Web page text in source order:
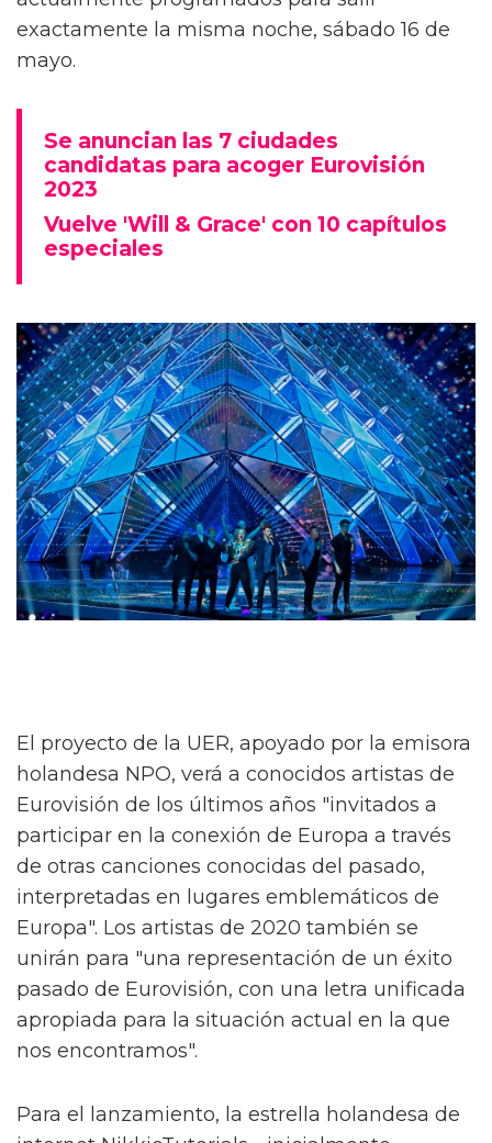
exactamente la misma noche, sábado 16 de
mayo.
Se anuncian las 7 ciudades
candidatas para acoger Eurovisión
2023
Vuelve 'Will & Grace' con 10 capítulos
especiales
El proyecto de la UER, apoyado por la emisora
holandesa NPO, verá a conocidos artistas de
Eurovisión de los últimos años "invitados a
participar en la conexión de Europa a través
de otras canciones conocidas del pasado,
interpretadas en lugares emblemáticos de
Europa". Los artistas de 2020 también se
unirán para "una representación de un éxito
pasado de Eurovisión, con una letra unificada
apropiada para la situación actual en la que
nos encontramos".
Para el lanzamiento, la estrella holandesa de